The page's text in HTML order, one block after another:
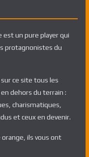
est un pure player qui
protagnonistes du
ce site tous les
dehors du terrain :
charismatiques,
et ceux en devenir.
ils vous ont